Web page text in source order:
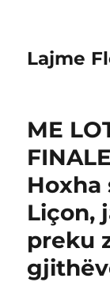
Lajme
ME
Hoxha
Liçon,
preku